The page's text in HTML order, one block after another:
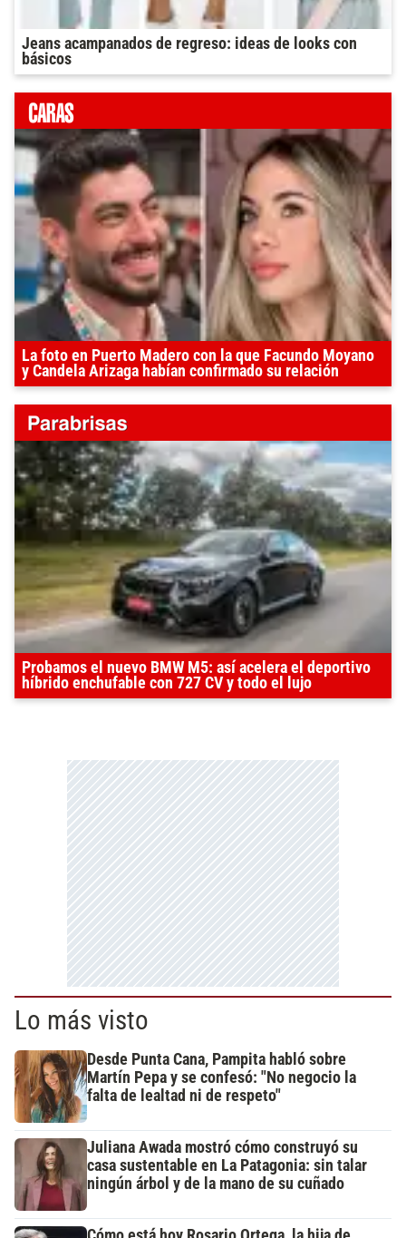
Jeans acampanados de regreso: ideas de looks con
básicos
La foto en Puerto Madero con la que Facundo Moyano
y Candela Arizaga habían confirmado su relación
Probamos el nuevo BMW M5: así acelera el deportivo
híbrido enchufable con 727 CV y todo el lujo
Lo más visto
Desde Punta Cana, Pampita habló sobre
Martín Pepa y se confesó: "No negocio la
falta de lealtad ni de respeto"
Juliana Awada mostró cómo construyó su
casa sustentable en La Patagonia: sin talar
ningún árbol y de la mano de su cuñado